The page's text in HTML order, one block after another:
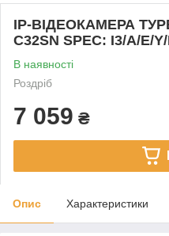
IP-ВІДЕОКАМЕРА
C32SN SPEC: I3/A/E/
В наявності
Роздріб
7 059 ₴
Опис Характеристики